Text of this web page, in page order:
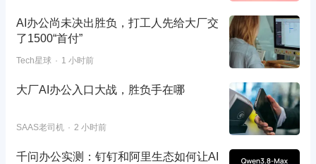
AI办公尚未决出胜负，打工人先给大厂交
了1500“首付”
Tech星球 1 小时前
大厂AI办公入口大战，胜负手在哪
SAAS老司机 2 小时前
千问办公实测：钉钉和阿里生态如何让AI